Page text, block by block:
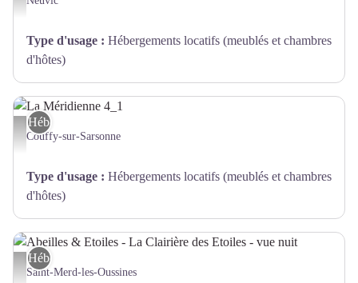
Type d'usage : Hébergements locatifs (meublés et chambres
d'hôtes)
La Méridienne 4_1 - GDF 19
Hébergement
Couffy-sur-Sarsonne
Type d'usage : Hébergements locatifs (meublés et chambres
d'hôtes)
Abeilles & Etoiles - La Clairière des Etoiles - vue nuit - Abeilles & Etoiles
Hébergement
Saint-Merd-les-Oussines